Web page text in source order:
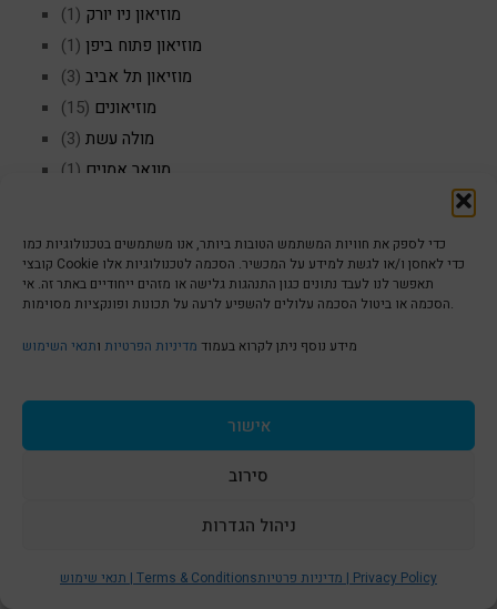
כדי לספק את חוויות המשתמש הטובות ביותר, אנו משתמשים בטכנולוגיות כמו
קובצי Cookie כדי לאחסן ו/או לגשת למידע על המכשיר. הסכמה לטכנולוגיות אלו
תאפשר לנו לעבד נתונים כגון התנהגות גלישה או מזהים ייחודיים באתר זה. אי
הסכמה או ביטול הסכמה עלולים להשפיע לרעה על תכונות ופונקציות מסוימות.
מידע נוסף ניתן לקרוא בעמוד מדיניות הפרטיות ותנאי השימוש
אישור
סירוב
ניהול הגדרות
תנאי שימוש | Terms & Conditions מדיניות פרטיות | Privacy Policy
מוזיאון ניו יורק (1)
מוזיאון פתוח ביפן (1)
מוזיאון תל אביב (3)
מוזיאונים (15)
מולה עשת (3)
מונאר אמנים (1)
מי תאטרון(1)
מיוליקה(1)
מנגה(1)
מתנה מיוחדת לראש השנה
ניקי ד סאן פל אמנית(1)
סאבלט בפריז(4)